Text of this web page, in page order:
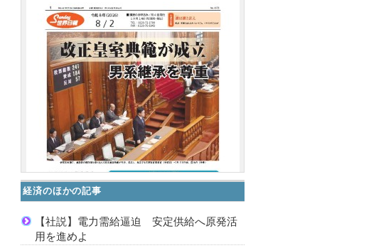
経済のほかの記事
【社説】電力需給逼迫 安定供給へ原発活
用を進めよ